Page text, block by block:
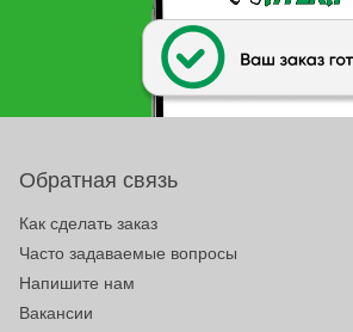
Обратная связь
Как сделать заказ
Часто задаваемые вопросы
Напишите нам
Вакансии